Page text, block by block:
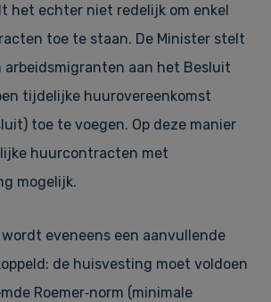
het echter niet redelijk om enkel
toe te staan. De Minister stelt
arbeidsmigranten aan het Besluit
tijdelijke huurovereenkomst
toe te voegen. Op deze manier
huurcontracten met
mogelijk.
eveneens een aanvullende
de huisvesting moet voldoen
Roemer‑norm (minimale